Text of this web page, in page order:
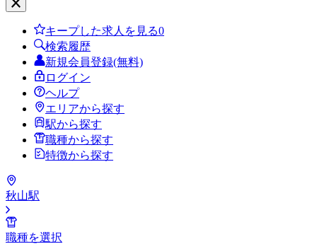
キープした求人を見る0
検索履歴
新規会員登録(無料)
ログイン
ヘルプ
エリアから探す
駅から探す
職種から探す
特徴から探す
秋山駅
職種を選択